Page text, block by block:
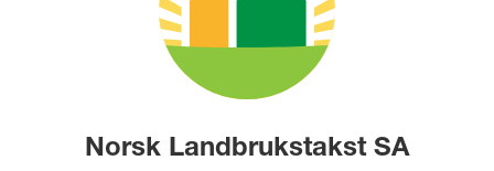
Norsk Landbrukstakst SA